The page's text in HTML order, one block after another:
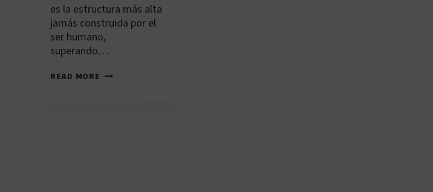
es la estructura más alta
jamás construida por el
ser humano,
superando…
READ MORE AE-